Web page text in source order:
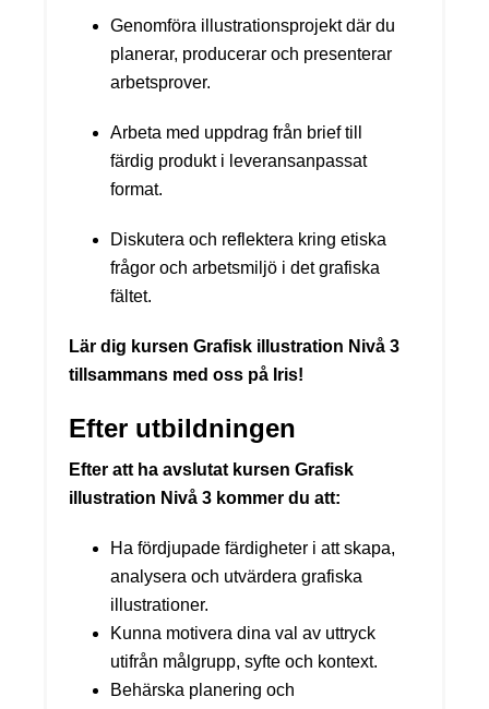
Genomföra illustrationsprojekt där du
planerar, producerar och presenterar
arbetsprover.
Arbeta med uppdrag från brief till
färdig produkt i leveransanpassat
format.
Diskutera och reflektera kring etiska
frågor och arbetsmiljö i det grafiska
fältet.
Lär dig kursen Grafisk illustration Nivå 3
tillsammans med oss på Iris!
Efter utbildningen
Efter att ha avslutat kursen Grafisk
illustration Nivå 3 kommer du att:
Ha fördjupade färdigheter i att skapa,
analysera och utvärdera grafiska
illustrationer.
Kunna motivera dina val av uttryck
utifrån målgrupp, syfte och kontext.
Behärska planering och